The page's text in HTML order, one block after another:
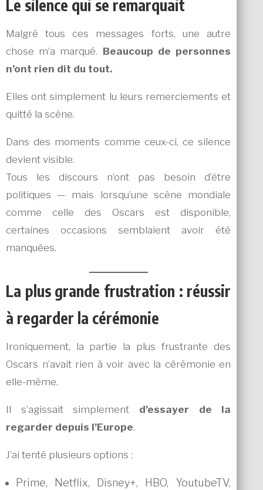
Le silence qui se remarquait
Malgré tous ces messages forts, une autre
chose m’a marqué. Beaucoup de personnes
n’ont rien dit du tout.
Elles ont simplement lu leurs remerciements et
quitté la scène.
Dans des moments comme ceux-ci, ce silence
devient visible.
Tous les discours n’ont pas besoin d’être
politiques — mais lorsqu’une scène mondiale
comme celle des Oscars est disponible,
certaines occasions semblaient avoir été
manquées.
La plus grande frustration : réussir
à regarder la cérémonie
Ironiquement, la partie la plus frustrante des
Oscars n’avait rien à voir avec la cérémonie en
elle-même.
Il s’agissait simplement d’essayer de la
regarder depuis l’Europe.
J’ai tenté plusieurs options :
Prime, Netflix, Disney+, HBO, YoutubeTV,